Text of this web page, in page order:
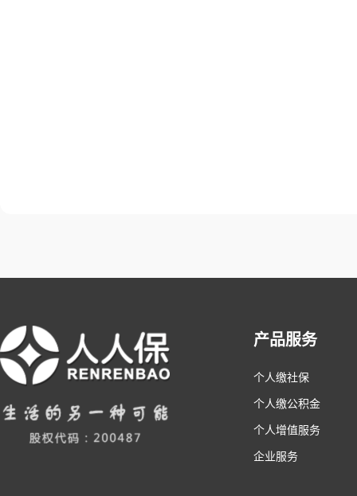
产品服务
个人缴社保
个人缴公积金
个人增值服务
企业服务